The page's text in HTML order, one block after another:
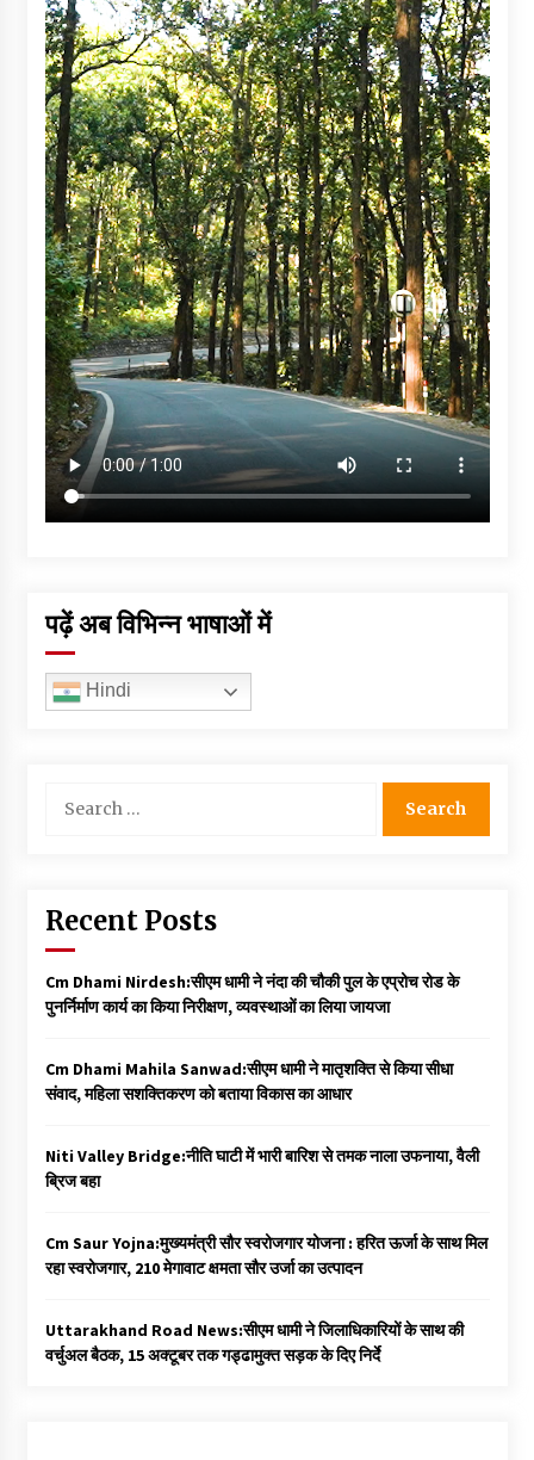
पढ़ें अब विभिन्न भाषाओं में
Hindi
for:
Recent Posts
Cm Dhami Nirdesh:सीएम धामी ने नंदा की चौकी पुल के एप्रोच रोड के
पुनर्निर्माण कार्य का किया निरीक्षण, व्यवस्थाओं का लिया जायजा
Cm Dhami Mahila Sanwad:सीएम धामी ने मातृशक्ति से किया सीधा
संवाद, महिला सशक्तिकरण को बताया विकास का आधार
Niti Valley Bridge:नीति घाटी में भारी बारिश से तमक नाला उफनाया, वैली
ब्रिज बहा
Cm Saur Yojna:मुख्यमंत्री सौर स्वरोजगार योजना : हरित ऊर्जा के साथ मिल
रहा स्वरोजगार, 210 मेगावाट क्षमता सौर उर्जा का उत्पादन
Uttarakhand Road News:सीएम धामी ने जिलाधिकारियों के साथ की
वर्चुअल बैठक, 15 अक्टूबर तक गड्ढामुक्त सड़क के दिए निर्दे